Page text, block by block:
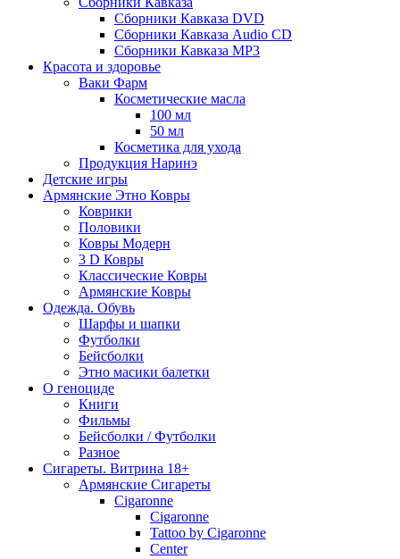
Сборники Кавказа DVD
Сборники Кавказа Audio CD
Сборники Кавказа MP3
Красота и здоровье
Ваки Фарм
Косметические масла
100 мл
50 мл
Косметика для ухода
Продукция Наринэ
Детские игры
Армянские Этно Ковры
Коврики
Половики
Ковры Модерн
3 D Ковры
Классические Ковры
Армянские Ковры
Одежда. Обувь
Шарфы и шапки
Футболки
Бейсболки
Этно масики балетки
О геноциде
Книги
Фильмы
Бейсболки / Футболки
Разное
Сигареты. Витрина 18+
Армянские Сигареты
Cigaronne
Cigaronne
Tattoo by Cigaronne
Center